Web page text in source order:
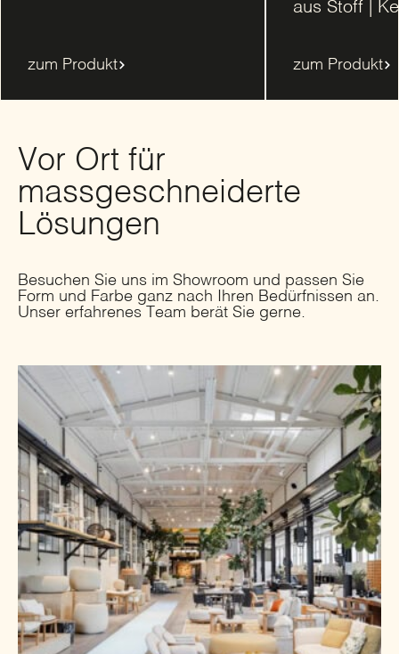
zum Produkt
aus Stoff |
zum Produkt
Vor Ort für
massgeschneiderte
Lösungen
Besuchen Sie uns im Showroom und passen Sie
Form und Farbe ganz nach Ihren Bedürfnissen an.
Unser erfahrenes Team berät Sie gerne.